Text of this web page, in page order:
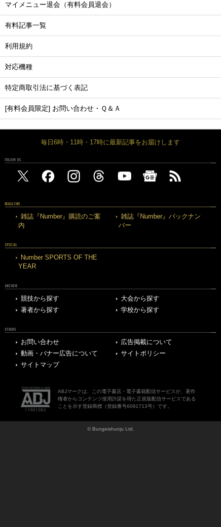
マイメニュー退会（有料会員退会）
有料記事一覧
利用規約
対応機種
特定商取引法に基づく表記
[有料会員限定] お問い合わせ・Ｑ＆Ａ
毎日6時・11時・17時に最新記事をお届けします
FOLLOW US
MAGAZINE
雑誌『Number』購読のご案
内
雑誌『Number』バックナン
バー
SPECIAL
Number SPORTS OF THE
YEAR
ARCHIVE
競技から探す
大会から探す
著者から探す
学校から探す
OTHERS
お問い合わせ
広告掲載について
動画・バナー広告について
サイトポリシー
サイトマップ
ABJマークは、この電子書店・電子書籍配信サービスが、著作
権者からコンテンツ使用許諾を得た正規版配信サービスである
ことを示す登録商標（登録番号6091713号）です。
© Bungeishunju Ltd.